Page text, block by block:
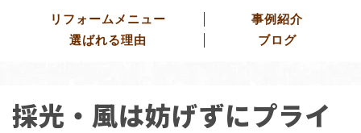
リフォームメニュー
事例紹介
選ばれる理由
ブログ
玄関引き戸リフォーム
採光・風は妨げずにプライ